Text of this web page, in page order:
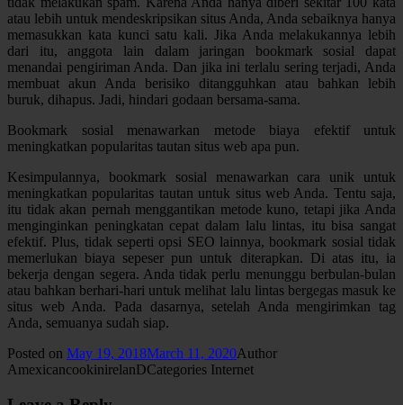
atau lebih untuk mendeskripsikan situs Anda, Anda sebaiknya hanya
memasukkan kata kunci satu kali. Jika Anda melakukannya lebih
dari itu, anggota lain dalam jaringan bookmark sosial dapat
menandai pengiriman Anda. Dan jika ini terlalu sering terjadi, Anda
membuat akun Anda berisiko ditangguhkan atau bahkan lebih
buruk, dihapus. Jadi, hindari godaan bersama-sama.
Bookmark sosial menawarkan metode biaya efektif untuk
meningkatkan popularitas tautan situs web apa pun.
Kesimpulannya, bookmark sosial menawarkan cara unik untuk
meningkatkan popularitas tautan untuk situs web Anda. Tentu saja,
itu tidak akan pernah menggantikan metode kuno, tetapi jika Anda
menginginkan peningkatan cepat dalam lalu lintas, itu bisa sangat
efektif. Plus, tidak seperti opsi SEO lainnya, bookmark sosial tidak
memerlukan biaya sepeser pun untuk diterapkan. Di atas itu, ia
bekerja dengan segera. Anda tidak perlu menunggu berbulan-bulan
atau bahkan berhari-hari untuk melihat lalu lintas bergegas masuk ke
situs web Anda. Pada dasarnya, setelah Anda mengirimkan tag
Anda, semuanya sudah siap.
Posted on May 19, 2018March 11, 2020Author
AmexicancookinirelanDCategories Internet